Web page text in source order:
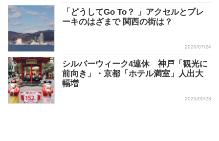
「どうしてGo To？ 」アクセルとブレ
ーキのはざまで 関西の街は？
2020/07/24
シルバーウィーク4連休 神戸「観光に
前向き」・京都「ホテル満室」人出大
幅増
2020/09/23